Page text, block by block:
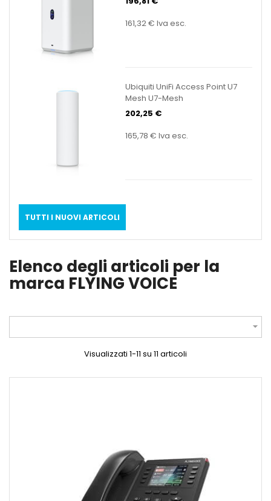
161,32 € Iva esc.
Ubiquiti UniFi Access Point U7
Mesh U7-Mesh
202,25 €
165,78 € Iva esc.
TUTTI I NUOVI ARTICOLI
Elenco degli articoli per la
marca FLYING VOICE

Visualizzati 1-11 su 11 articoli